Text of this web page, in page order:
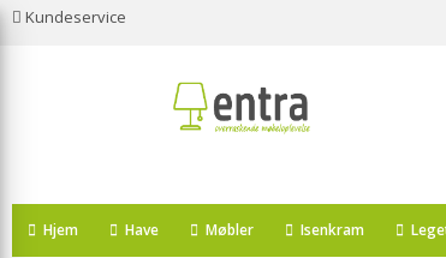
Kundeservice
Hjem Have Møbler Isenkram